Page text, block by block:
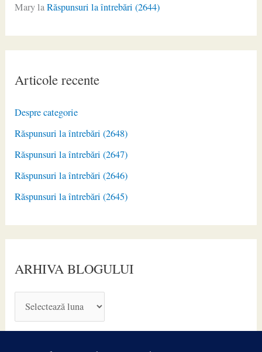
MarylaRăspunsuri la întrebări (2644)
Articole recente
Despre categorie
Răspunsuri la întrebări (2648)
Răspunsuri la întrebări (2647)
Răspunsuri la întrebări (2646)
Răspunsuri la întrebări (2645)
ARHIVA BLOGULUI
R